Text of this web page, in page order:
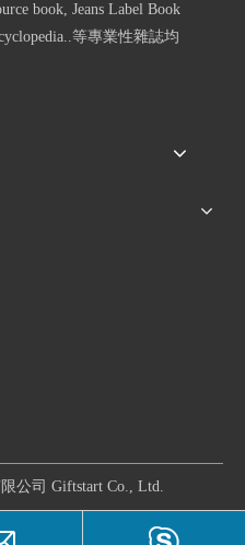
book, Jeans Label Book
等專業性雜誌均
公司 Giftstart Co., Ltd.